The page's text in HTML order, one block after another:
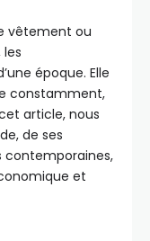
vêtement ou
époque. Elle
constamment,
article, nous
de ses
contemporaines,
et